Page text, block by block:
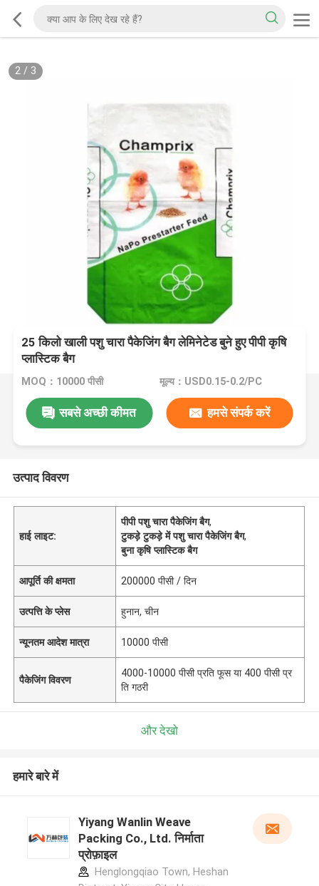
2/ 3
25 किलो खाली पशु चारा पैकेजिंग बैग लेमिनेटेड बुने हुए पीपी कृषि
प्लास्टिक बैग
MOQ：10000 पीसी मूल्य：USD0.15-0.2/PC
सबसे अच्छी कीमत हमसे संपर्क करें
उत्पाद विवरण
हाई लाइट:
पीपी पशु चारा पैकेजिंग बैग,
टुकड़े टुकड़े में पशु चारा पैकेजिंग बैग,
बुना कृषि प्लास्टिक बैग
आपूर्ति की क्षमता 200000 पीसी / दिन
उत्पत्ति के प्लेस हुनान, चीन
न्यूनतम आदेश मात्रा 10000 पीसी
पैकेजिंग विवरण
4000-10000 पीसी प्रति फूस या 400 पीसी प्र
ति गठरी
और देखो
हमारे बारे में
Yiyang Wanlin Weave
Packing Co., Ltd. निर्माता
प्रोफ़ाइल
Henglongqiao Town, Heshan